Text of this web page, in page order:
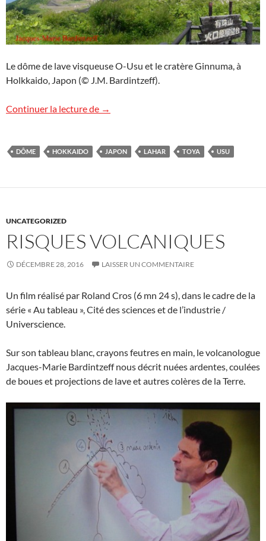
Le dôme de lave visqueuse O-Usu et le cratère Ginnuma, à
Holkkaido, Japon (© J.M. Bardintzeff).
Continuer la lecture de Un dôme de l’Usu
→
DÔME HOKKAIDO JAPON LAHAR TOYA USU
UNCATEGORIZED
RISQUES VOLCANIQUES
DÉCEMBRE 28, 2016 LAISSER UN COMMENTAIRE
Un film réalisé par Roland Cros (6 mn 24 s), dans le cadre de la
série « Au tableau », Cité des sciences et de l’industrie /
Universcience.
Sur son tableau blanc, crayons feutres en main, le volcanologue
Jacques-Marie Bardintzeff nous décrit nuées ardentes, coulées
de boues et projections de lave et autres colères de la Terre.